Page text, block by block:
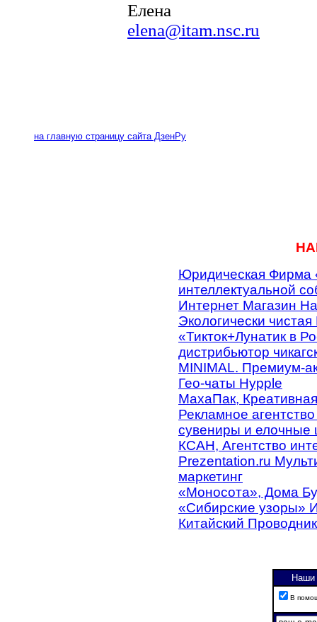
Елена
elena@itam.nsc.ru
на главную страницу сайта ДзенРу
Юридическая Фирма
интеллектуальной
Интернет Магазин
Экологически
«Тикток+Лунатик в
дистрибьютор
MINIMAL. Премиум-
Гео-чаты Hypple
МахаПак,
Рекламное
сувениры и елочные
КСАН, Агентство
Prezentation.ru
маркетинг
«Моносота», Дома
«Сибирские узоры»
Китайский Проводник
Наши
В